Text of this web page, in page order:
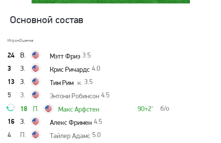
Основной состав
ИгрокОценка
24 В. Мэтт Фриз 3.5
3 З. Крис Ричардс 4.0
13 З. Тим Рим к. 3.5
5 З. Энтони Робинсон 4.5
18 П. 90+2'
Макс Арфстен б/о
16 З. Алекс Фримен 4.5
4 П. Тайлер Адамс 5.0